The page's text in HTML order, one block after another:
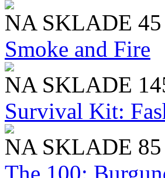
NA SKLADE
Smoke and Fire
NA SKLADE
Survival Kit:
NA SKLADE
The 100: